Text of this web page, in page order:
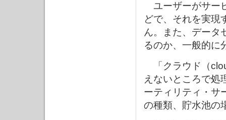
ユーザーがサー
どで、それを実現
ん。また、データ
るのか、一般的に
「クラウド（
えないところで処
ーティリティ・サ
の種類、貯水池の